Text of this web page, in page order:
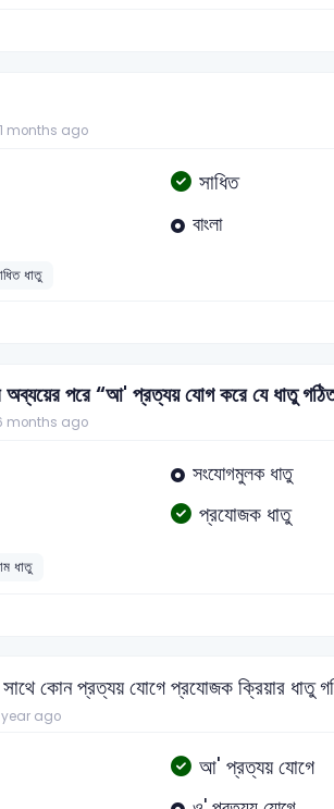
months ago
সাধিত
বাংলা
ধাতু
অব্যয়ের পরে “আ' প্রত্যয় যোগ করে যে ধাতু
months ago
সংযোগমুলক ধাতু
প্রযোজক ধাতু
ধাতু
কোন প্রত্যয় যোগে প্রযোজক ক্রিয়ার ধাতু
year ago
আ' প্রত্যয় যোগে